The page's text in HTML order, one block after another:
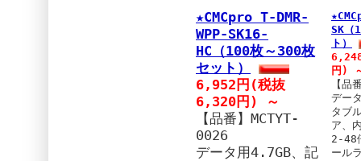
★CMCpro T-DMR-
WPP-SK16-
HC（100枚～300枚
セット）
6,952円(税抜
6,320円) ～
【品番】MCTYT-
0026
データ用4.7GB、記
SK（
ト）
円)
【品
デー
タブ
ア、
2-48
ール